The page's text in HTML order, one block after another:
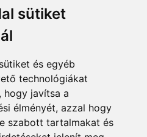
sütiket
és egyéb
technológiákat
hogy javítsa a
élményét, azzal hogy
szabott tartalmakat és
) és vonzáskörzetében.
Szolnok megye
is gond nélkül
webáruházunkban!
módok